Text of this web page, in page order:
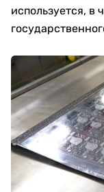
используется, в